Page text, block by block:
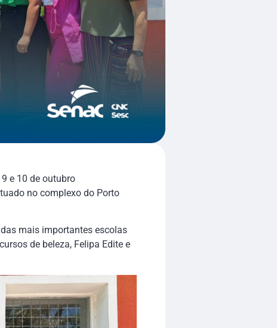
e 10 de outubro
no complexo do Porto
mais importantes escolas
de beleza, Felipa Edite e